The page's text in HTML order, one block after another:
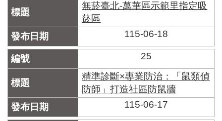
北
市
鄰
長
冊
無菸臺北-萬華區示範里指定吸
菸區
115-06-18
25
精準診斷×專業防治：「鼠類偵
防師」打造社區防鼠牆
115-06-17